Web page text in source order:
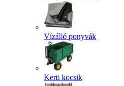
Vízálló ponyvák
Kerti kocsik